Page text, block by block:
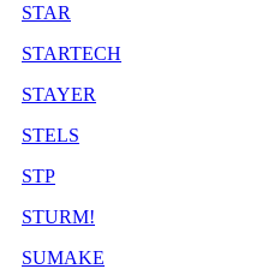
STAR
STARTECH
STAYER
STELS
STP
STURM!
SUMAKE